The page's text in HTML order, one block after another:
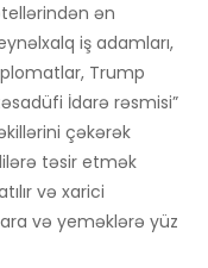
ən
iş adamları,
Trump
İdarə rəsmisi”
çəkərək
təsir etmək
və xarici
və yeməklərə yüz